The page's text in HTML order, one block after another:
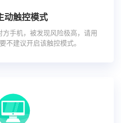
动触控模式
手机，被发现风险极高，请用
不建议开启该触控模式。